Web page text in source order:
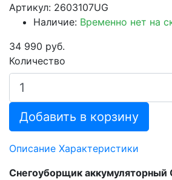
Артикул: 2603107UG
Наличие: Временно нет на
34 990 руб.
Количество
Добавить в корзину
Описание Характеристики
Снегоуборщик аккумуляторный